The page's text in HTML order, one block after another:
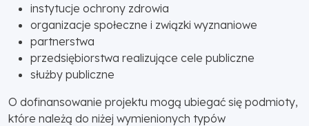
instytucje ochrony zdrowia
organizacje społeczne i związki wyznaniowe
partnerstwa
przedsiębiorstwa realizujące cele publiczne
służby publiczne
O dofinansowanie projektu mogą ubiegać się podmioty,
które należą do niżej wymienionych typów